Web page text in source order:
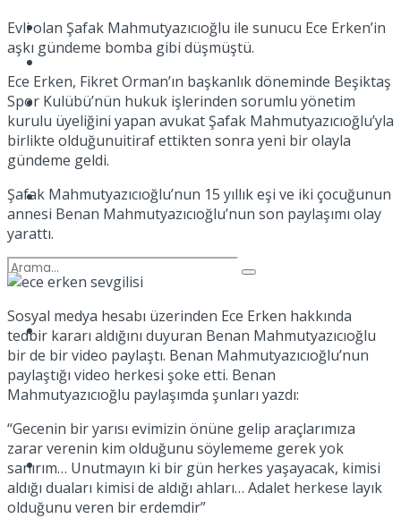
Kadınca
Dünya
Türkiye
Müzik
Spor
Podcast
No Result
Evli olan Şafak Mahmutyazıcıoğlu ile sunucu Ece Erken’in
aşkı gündeme bomba gibi düşmüştü.
Ece Erken, Fikret Orman’ın başkanlık döneminde Beşiktaş
Spor Kulübü’nün hukuk işlerinden sorumlu yönetim
kurulu üyeliğini yapan avukat Şafak Mahmutyazıcıoğlu’yla
birlikte olduğunuitiraf ettikten sonra yeni bir olayla
gündeme geldi.
Şafak Mahmutyazıcıoğlu’nun 15 yıllık eşi ve iki çocuğunun
annesi Benan Mahmutyazıcıoğlu’nun son paylaşımı olay
yarattı.
Sosyal medya hesabı üzerinden Ece Erken hakkında
tedbir kararı aldığını duyuran Benan Mahmutyazıcıoğlu
bir de bir video paylaştı. Benan Mahmutyazıcıoğlu’nun
paylaştığı video herkesi şoke etti. Benan
Mahmutyazıcıoğlu paylaşımda şunları yazdı:
“Gecenin bir yarısı evimizin önüne gelip araçlarımıza
zarar verenin kim olduğunu söylememe gerek yok
sanırım… Unutmayın ki bir gün herkes yaşayacak, kimisi
aldığı duaları kimisi de aldığı ahları… Adalet herkese layık
olduğunu veren bir erdemdir”